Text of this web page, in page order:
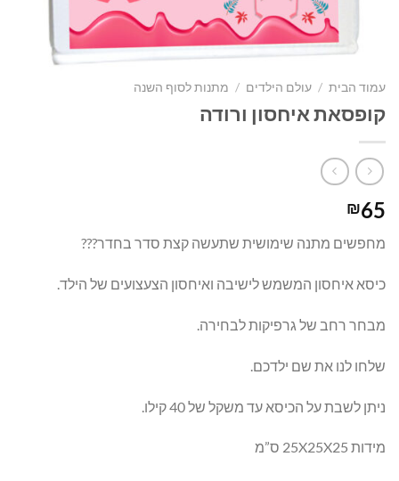
עמוד הבית עולם הילדים מתנות לסוף השנה
קופסאת איחסון ורודה
₪65
מחפשים מתנה שימושית שתעשה קצת סדר בחדר???
כיסא איחסון המשמש לישיבה ואיחסון הצעצועים של הילד.
מבחר רחב של גרפיקות לבחירה.
שלחו לנו את שם ילדכם.
ניתן לשבת על הכיסא עד משקל של 40 קילו.
מידות 25X25X25 ס”מ